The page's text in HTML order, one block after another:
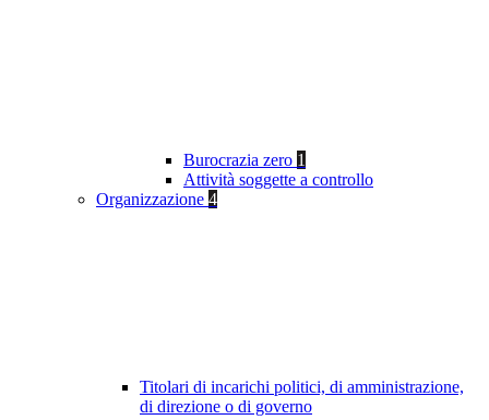
Burocrazia zero 1
Attività soggette a controllo
Organizzazione 4
Titolari di incarichi politici, di amministrazione,
di direzione o di governo